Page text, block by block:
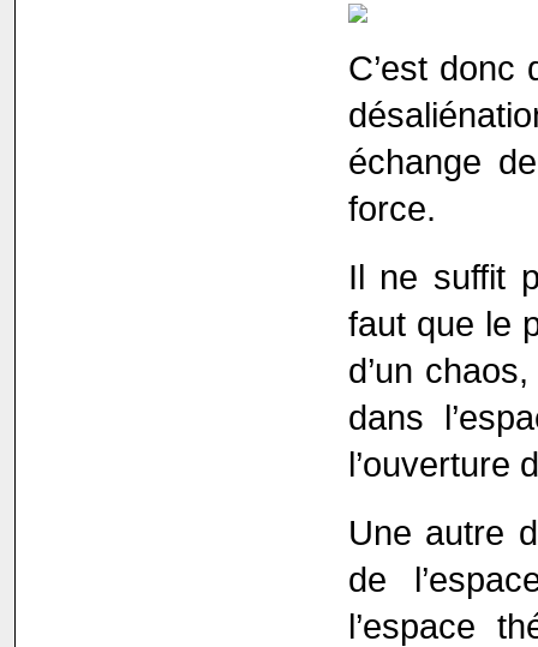
C’est donc
échange
force.
Il ne suffit
faut que le
d’un
dans
l’ouverture
Une autre
de
l’espace